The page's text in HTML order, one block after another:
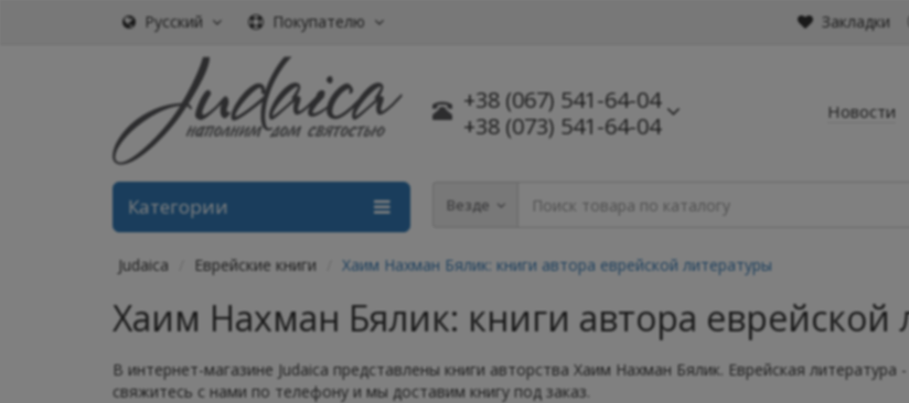
Русский Покупателю Закладки
+38 (067) 541-64-04
+38 (073) 541-64-04
Новости
Везде
Категории
Judaica Еврейские книги Хаим Нахман Бялик: книги автора еврейской литературы
Хаим Нахман Бялик: книги автора еврейской
В интернет-магазине Judaica представлены книги авторства Хаим Нахман Бялик. Еврейская
свяжитесь с нами по телефону и мы доставим книгу под заказ.